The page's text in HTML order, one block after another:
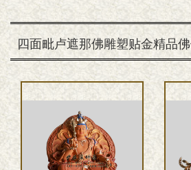
四面毗卢遮那佛雕塑贴金精品